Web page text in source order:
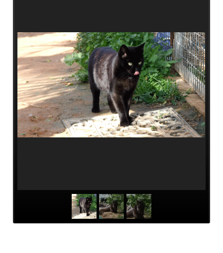
Spenden
Partnerprogramme
Patenschaft
Pflegestellen
Danke
Pate
werden
Pate
gefunden
End